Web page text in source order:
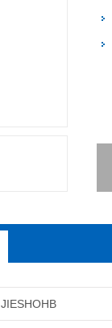
JIESHOHB